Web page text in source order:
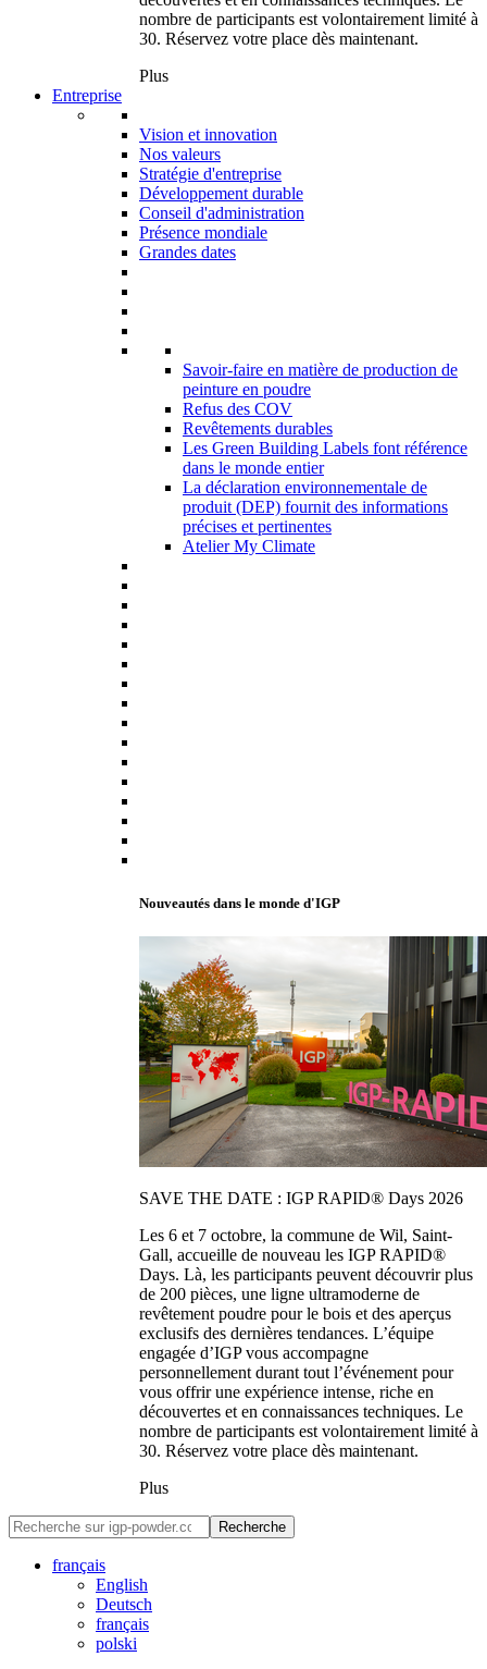
nombre de participants est volontairement limité à
30. Réservez votre place dès maintenant.
Plus
Entreprise
Vision et innovation
Nos valeurs
Stratégie d'entreprise
Développement durable
Conseil d'administration
Présence mondiale
Grandes dates
Savoir-faire en matière de production de
peinture en poudre
Refus des COV
Revêtements durables
Les Green Building Labels font référence
dans le monde entier
La déclaration environnementale de
produit (DEP) fournit des informations
précises et pertinentes
Atelier My Climate
Nouveautés dans le monde d'IGP
SAVE THE DATE : IGP RAPID® Days 2026
Les 6 et 7 octobre, la commune de Wil, Saint-
Gall, accueille de nouveau les IGP RAPID®
Days. Là, les participants peuvent découvrir plus
de 200 pièces, une ligne ultramoderne de
revêtement poudre pour le bois et des aperçus
exclusifs des dernières tendances. L’équipe
engagée d’IGP vous accompagne
personnellement durant tout l’événement pour
vous offrir une expérience intense, riche en
découvertes et en connaissances techniques. Le
nombre de participants est volontairement limité à
30. Réservez votre place dès maintenant.
Plus
Recherche
français
English
Deutsch
français
polski